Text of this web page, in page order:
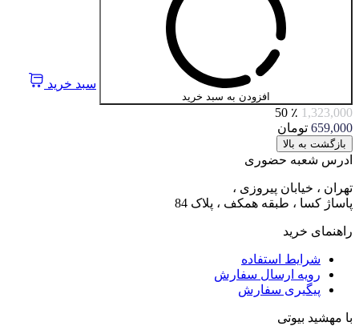
افزودن به سبد خرید
سبد خرید
1,323,000 ٪ 50
659,000 تومان
بازگشت به بالا
ادرس شعبه حضوری
تهران ، خیابان پیروزی ،
پاساژ کسا ، طبقه همکف ، پلاک 84
راهنمای خرید
شرایط استفاده
رویه ارسال سفارش
پیگیری سفارش
با مهشید بیوتی